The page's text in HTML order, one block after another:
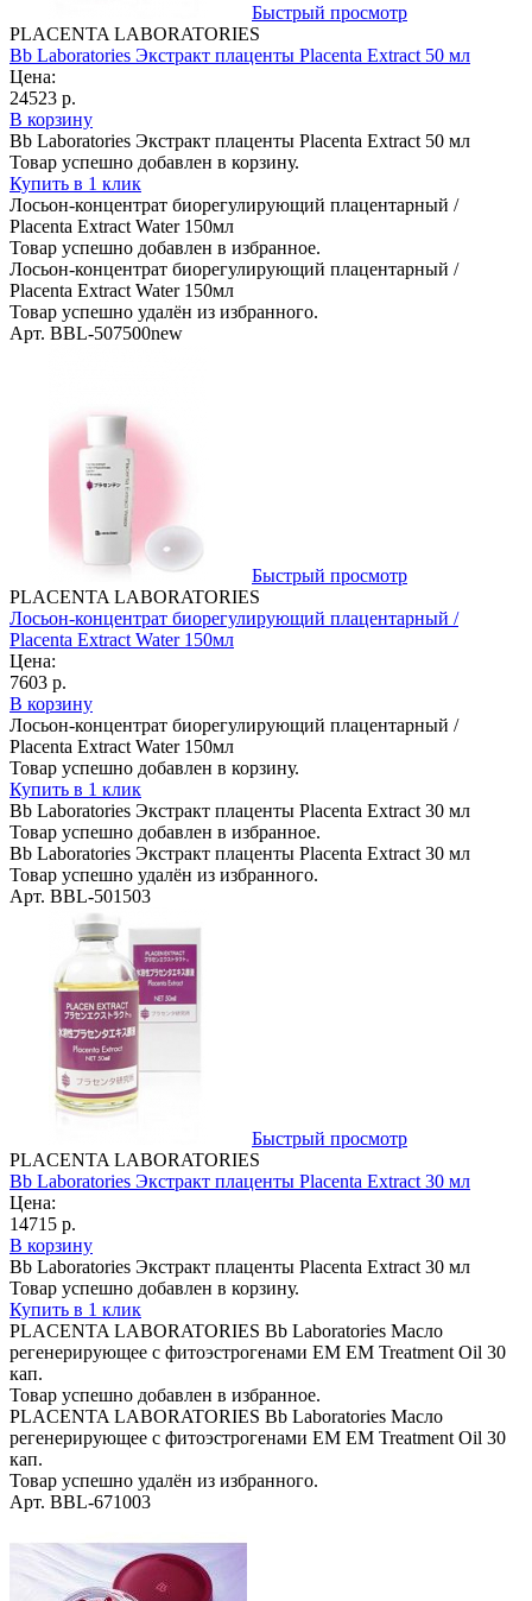
Быстрый просмотр
PLACENTA LABORATORIES
Bb Laboratories Экстракт плаценты Placenta Extract 50 мл
Цена:
24523 р.
В корзину
Bb Laboratories Экстракт плаценты Placenta Extract 50 мл
Товар успешно добавлен в корзину.
Купить в 1 клик
Лосьон-концентрат биорегулирующий плацентарный /
Plаcenta Extract Water 150мл
Товар успешно добавлен в избранное.
Лосьон-концентрат биорегулирующий плацентарный /
Plаcenta Extract Water 150мл
Товар успешно удалён из избранного.
Арт. BBL-507500new
Быстрый просмотр
PLACENTA LABORATORIES
Лосьон-концентрат биорегулирующий плацентарный /
Plаcenta Extract Water 150мл
Цена:
7603 р.
В корзину
Лосьон-концентрат биорегулирующий плацентарный /
Plаcenta Extract Water 150мл
Товар успешно добавлен в корзину.
Купить в 1 клик
Bb Laboratories Экстракт плаценты Placenta Extract 30 мл
Товар успешно добавлен в избранное.
Bb Laboratories Экстракт плаценты Placenta Extract 30 мл
Товар успешно удалён из избранного.
Арт. BBL-501503
Быстрый просмотр
PLACENTA LABORATORIES
Bb Laboratories Экстракт плаценты Placenta Extract 30 мл
Цена:
14715 р.
В корзину
Bb Laboratories Экстракт плаценты Placenta Extract 30 мл
Товар успешно добавлен в корзину.
Купить в 1 клик
PLACENTA LABORATORIES Bb Laboratories Масло
регенерирующее с фитоэстрогенами EM ЕМ Treatment Oil 30
кап.
Товар успешно добавлен в избранное.
PLACENTA LABORATORIES Bb Laboratories Масло
регенерирующее с фитоэстрогенами EM ЕМ Treatment Oil 30
кап.
Товар успешно удалён из избранного.
Арт. BBL-671003